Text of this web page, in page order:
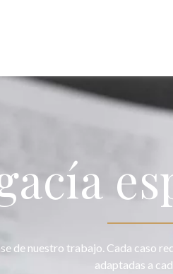
de nuestro trabajo. Cada caso
adaptadas a